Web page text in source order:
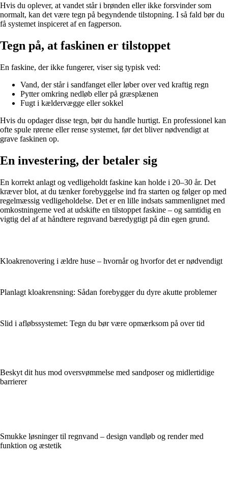
Hvis du oplever, at vandet står i brønden eller ikke forsvinder som
normalt, kan det være tegn på begyndende tilstopning. I så fald bør du
få systemet inspiceret af en fagperson.
Tegn på, at faskinen er tilstoppet
En faskine, der ikke fungerer, viser sig typisk ved:
Vand, der står i sandfanget eller løber over ved kraftig regn
Pytter omkring nedløb eller på græsplænen
Fugt i kældervægge eller sokkel
Hvis du opdager disse tegn, bør du handle hurtigt. En professionel kan
ofte spule rørene eller rense systemet, før det bliver nødvendigt at
grave faskinen op.
En investering, der betaler sig
En korrekt anlagt og vedligeholdt faskine kan holde i 20–30 år. Det
kræver blot, at du tænker forebyggelse ind fra starten og følger op med
regelmæssig vedligeholdelse. Det er en lille indsats sammenlignet med
omkostningerne ved at udskifte en tilstoppet faskine – og samtidig en
vigtig del af at håndtere regnvand bæredygtigt på din egen grund.
Kloakrenovering i ældre huse – hvornår og hvorfor det er nødvendigt
Planlagt kloakrensning: Sådan forebygger du dyre akutte problemer
Slid i afløbssystemet: Tegn du bør være opmærksom på over tid
Beskyt dit hus mod oversvømmelse med sandposer og midlertidige
barrierer
Smukke løsninger til regnvand – design vandløb og render med
funktion og æstetik